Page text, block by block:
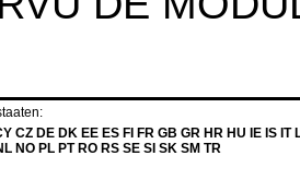
CZ DE DK EE ES FI FR GB GR HR HU IE IS IT
NO PL PT RO RS SE SI SK SM TR